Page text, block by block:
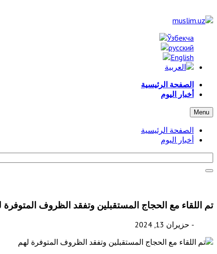
الصفحة الرئيسية
أخبار اليوم
Menu
الصفحة الرئيسية
أخبار اليوم
تم اللقاء مع الحجاج المستقبلين وتفقد الظروف المتوفرة
- حزيران 13, 2024